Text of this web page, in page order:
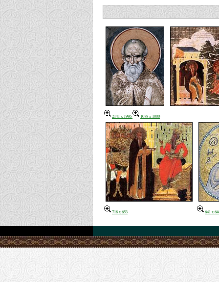
2141 x 1986 1078 x 1000
718 x 653 641 x